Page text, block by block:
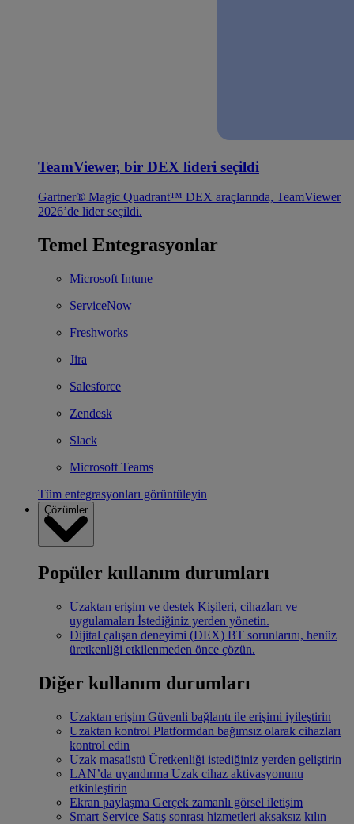
TeamViewer, bir DEX lideri seçildi
Gartner® Magic Quadrant™ DEX araçlarında, TeamViewer
2026’de lider seçildi.
Temel Entegrasyonlar
Microsoft Intune
ServiceNow
Freshworks
Jira
Salesforce
Zendesk
Slack
Microsoft Teams
Tüm entegrasyonları görüntüleyin
Çözümler
Popüler kullanım durumları
Uzaktan erişim ve destek Kişileri, cihazları ve
uygulamaları İstediğiniz yerden yönetin.
Dijital çalışan deneyimi (DEX) BT sorunlarını, henüz
üretkenliği etkilenmeden önce çözün.
Diğer kullanım durumları
Uzaktan erişim Güvenli bağlantı ile erişimi iyileştirin
Uzaktan kontrol Platformdan bağımsız olarak cihazları
kontrol edin
Uzak masaüstü Üretkenliği istediğiniz yerden geliştirin
LAN’da uyandırma Uzak cihaz aktivasyonunu
etkinleştirin
Ekran paylaşma Gerçek zamanlı görsel iletişim
Smart Service Satış sonrası hizmetleri aksaksız kılın